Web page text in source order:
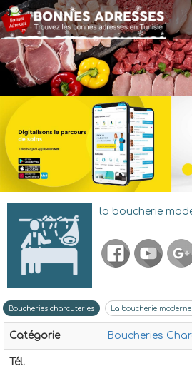
la boucherie
Catégorie Boucheries
Tél.